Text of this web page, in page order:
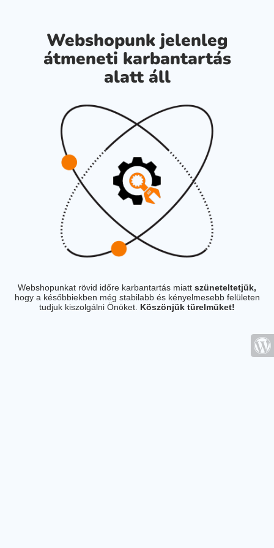
Webshopunk jelenleg
átmeneti karbantartás
alatt áll
Webshopunkat rövid időre karbantartás miatt szüneteltetjük,
hogy a későbbiekben még stabilabb és kényelmesebb felületen
tudjuk kiszolgálni Önöket. Köszönjük türelmüket!